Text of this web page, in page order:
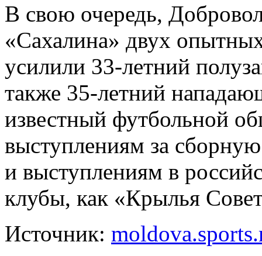
В свою очередь,
«Сахалина» двух
усилили 33-летний
также 35-летний
известный футбольной
выступлениям за
и выступлениям в
клубы, как «Крылья
Источник: